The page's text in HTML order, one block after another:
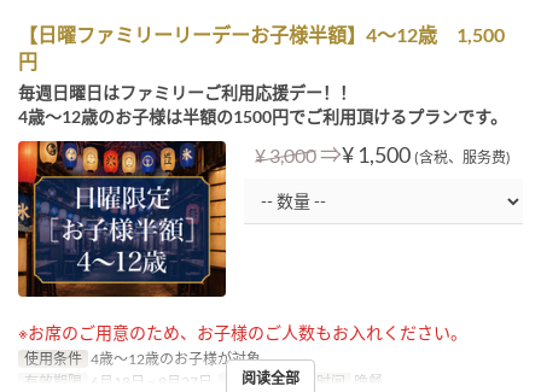
【日曜ファミリーリーデーお子様半額】4～12歳 1,500
円
毎週日曜日はファミリーご利用応援デー！！
4歳～12歳のお子様は半額の1500円でご利用頂けるプランです。
¥ 3,000⇒¥ 1,500 (含税、服务费)
※お席のご用意のため、お子様のご人数もお入れください。
使用条件 4歳～12歳のお子様が対象
有效期限
6月18日 ~ 9月27日 星期 日 进餐时间 晚餐
阅读全部